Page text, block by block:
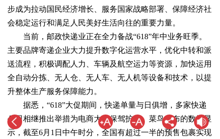
步成为拉动国民经济增长、服务国家战略部署、保障经济社
会稳定运行和满足人民美好生活向往的重要力量。
当前，邮政快递业正在全力备战“618”年中业务旺季。
主要品牌寄递企业大力提升数字化运营水平，优化中转和派
送流程，积极调配人力、车辆及航空运力等资源，加快运用
全自动分拣、无人仓、无人车、无人机等设备和技术，以提
升整体生产服务保障能力。
据悉，“618”大促期间，快递单量与日俱增，多家快递
公司相继推出举措为电商大促保驾护航。菜鸟发布的数据显
示，截至6月1日中午时分，全国有超过一半的预售包裹实现